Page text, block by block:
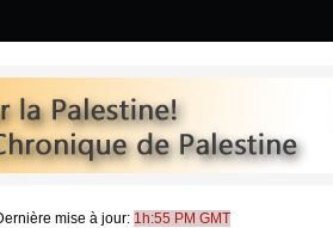
mise à jour: 1h:55 PM GMT